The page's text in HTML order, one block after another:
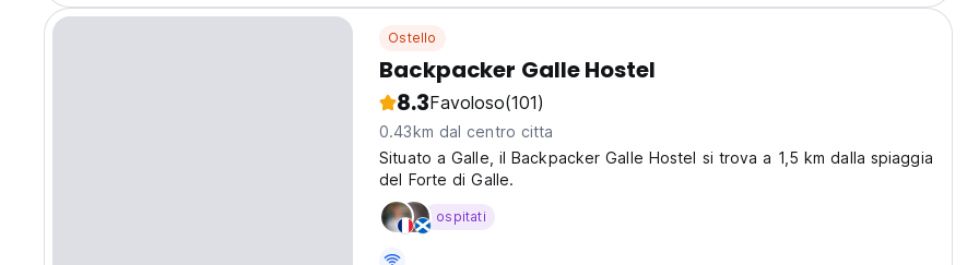
Ostello
Backpacker Galle Hostel
8.3Favoloso(101)
0.43km dal centro citta
Situato a Galle, il Backpacker Galle Hostel si trova a 1,5 km dalla spiaggia
del Forte di Galle.
ospitati